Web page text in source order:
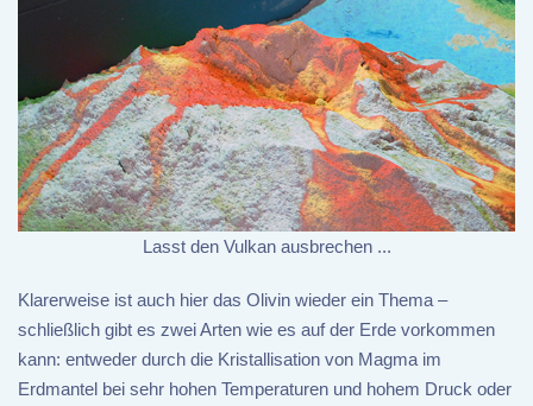
Lasst den Vulkan ausbrechen ...
Klarerweise ist auch hier das Olivin wieder ein Thema –
schließlich gibt es zwei Arten wie es auf der Erde vorkommen
kann: entweder durch die Kristallisation von Magma im
Erdmantel bei sehr hohen Temperaturen und hohem Druck oder